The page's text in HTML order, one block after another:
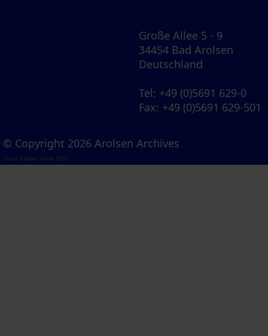
Große Allee 5 - 9
34454 Bad Arolsen
Deutschland
Tel: +49 (0)5691 629-0
Fax: +49 (0)5691 629-501
© Copyright 2026 Arolsen Archives
Visual Library Server 2026